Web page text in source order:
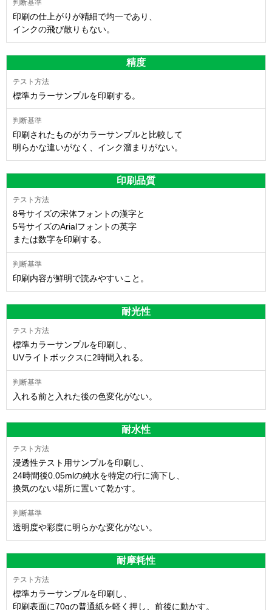
印刷の仕上がりが精細で均一であり、
インクの飛び散りもない。
精度
標準カラーサンプルを印刷する。
印刷されたものがカラーサンプルと比較して
明らかな違いがなく、インク溜まりがない。
印刷品質
8号サイズの宋体フォントの漢字と
5号サイズのArialフォントの英字
または数字を印刷する。
印刷内容が鮮明で読みやすいこと。
耐光性
標準カラーサンプルを印刷し、
UVライトボックスに2時間入れる。
入れる前と入れた後の色変化がない。
耐水性
浸透性テスト用サンプルを印刷し、
24時間後0.05mlの純水を特定の行に滴下し、
換気のない場所に置いて乾かす。
透明度や彩度に明らかな変化がない。
耐摩耗性
標準カラーサンプルを印刷し、
印刷表面に70gの普通紙を軽く押し、前後に動かす。